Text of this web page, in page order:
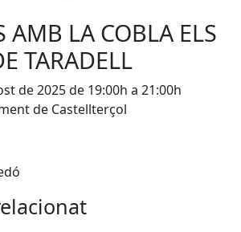
AMB LA COBLA ELS
TARADELL
de 2025 de 19:00h a 21:00h
de Castellterçol